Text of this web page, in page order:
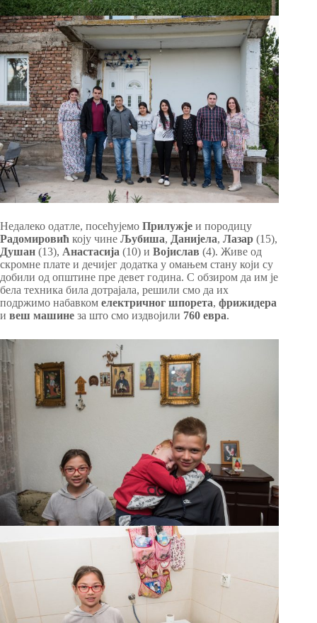
Недалеко одатле, посећујемо Прилужје и породицу
Радомировић коју чине Љубиша, Данијела, Лазар (15),
Душан (13), Анастасија (10) и Војислав (4). Живе од
скромне плате и дечијег додатка у омањем стану који су
добили од општине пре девет година. С обзиром да им је
бела техника била дотрајала, решили смо да их
подржимо набавком електричног шпорета, фрижидера
и веш машине за што смо издвојили 760 евра.